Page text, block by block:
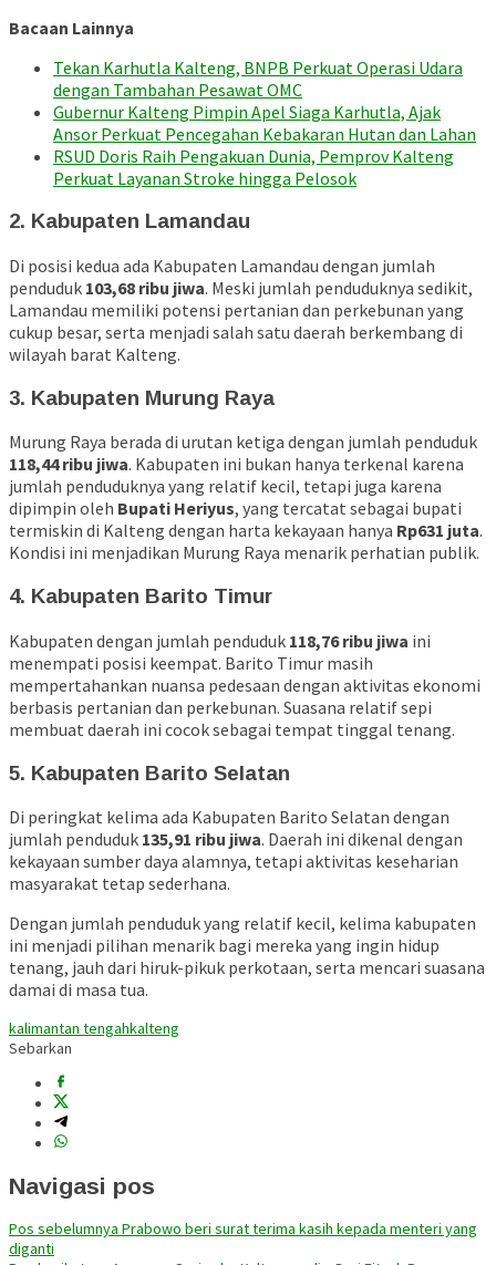
Bacaan Lainnya
Tekan Karhutla Kalteng, BNPB Perkuat Operasi Udara
dengan Tambahan Pesawat OMC
Gubernur Kalteng Pimpin Apel Siaga Karhutla, Ajak
Ansor Perkuat Pencegahan Kebakaran Hutan dan Lahan
RSUD Doris Raih Pengakuan Dunia, Pemprov Kalteng
Perkuat Layanan Stroke hingga Pelosok
2. Kabupaten Lamandau
Di posisi kedua ada Kabupaten Lamandau dengan jumlah
penduduk 103,68 ribu jiwa. Meski jumlah penduduknya sedikit,
Lamandau memiliki potensi pertanian dan perkebunan yang
cukup besar, serta menjadi salah satu daerah berkembang di
wilayah barat Kalteng.
3. Kabupaten Murung Raya
Murung Raya berada di urutan ketiga dengan jumlah penduduk
118,44 ribu jiwa. Kabupaten ini bukan hanya terkenal karena
jumlah penduduknya yang relatif kecil, tetapi juga karena
dipimpin oleh Bupati Heriyus, yang tercatat sebagai bupati
termiskin di Kalteng dengan harta kekayaan hanya Rp631 juta.
Kondisi ini menjadikan Murung Raya menarik perhatian publik.
4. Kabupaten Barito Timur
Kabupaten dengan jumlah penduduk 118,76 ribu jiwa ini
menempati posisi keempat. Barito Timur masih
mempertahankan nuansa pedesaan dengan aktivitas ekonomi
berbasis pertanian dan perkebunan. Suasana relatif sepi
membuat daerah ini cocok sebagai tempat tinggal tenang.
5. Kabupaten Barito Selatan
Di peringkat kelima ada Kabupaten Barito Selatan dengan
jumlah penduduk 135,91 ribu jiwa. Daerah ini dikenal dengan
kekayaan sumber daya alamnya, tetapi aktivitas keseharian
masyarakat tetap sederhana.
Dengan jumlah penduduk yang relatif kecil, kelima kabupaten
ini menjadi pilihan menarik bagi mereka yang ingin hidup
tenang, jauh dari hiruk-pikuk perkotaan, serta mencari suasana
damai di masa tua.
kalimantan tengahkalteng
Sebarkan
Navigasi pos
Pos sebelumnya Prabowo beri surat terima kasih kepada menteri yang
diganti